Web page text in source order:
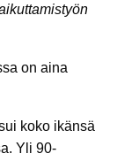
on aina
koko ikänsä
Yli 90-